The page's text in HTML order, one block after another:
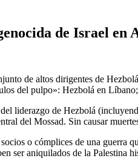
de Israel en
de altos dirigentes de
del pulpo»: Hezbolá en
liderazgo de Hezbolá
del Mossad. Sin causar
o cómplices de una guerra
ser aniquilados de la Palestina